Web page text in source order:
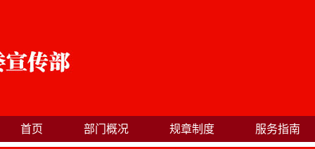
首页 部门概况 规章制度 服务指南